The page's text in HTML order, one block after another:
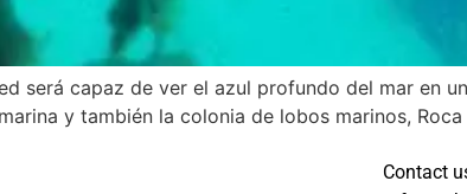
será capaz de ver el azul profundo del mar en
y también la colonia de lobos marinos,
Contact